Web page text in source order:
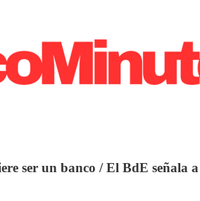
ser un banco / El BdE señala